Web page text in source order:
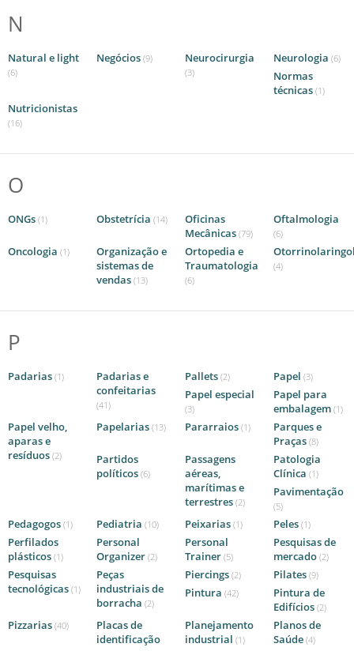
N
Natural e light
(6)
Negócios (9) Neurocirurgia
(3)
Neurologia (6)
Normas
técnicas (1)
Nutricionistas
(16)
O
ONGs (1) Obstetrícia (14)
Oficinas
Mecânicas (79)
Oftalmologia
(6)
Oncologia (1)
Organização e
sistemas de
vendas (13)
Ortopedia e
Traumatologia
(6)
(4)
P
Padarias (1)
Padarias e
confeitarias
(41)
Pallets (2) Papel (3)
Papel especial
(3)
Papel para
embalagem (1)
Papel velho,
aparas e
resíduos (2)
Papelarias (13) Pararraios (1)
Parques e
Praças (8)
Partidos
políticos (6)
Passagens
aéreas,
marítimas e
terrestres (2)
Patologia
Clínica (1)
Pavimentação
(5)
Pedagogos (1) Pediatria (10) Peixarias (1) Peles (1)
Perfilados
plásticos (1)
Personal
Organizer (2)
Personal
Trainer (5)
Pesquisas de
mercado (2)
Pesquisas
tecnológicas (1)
Peças
industriais de
borracha (2)
Piercings (2) Pilates (9)
Pintura (42)
Pintura de
Edifícios (2)
Pizzarias (40)
Placas de
identificação
Planejamento
industrial (1)
Planos de
Saúde (4)